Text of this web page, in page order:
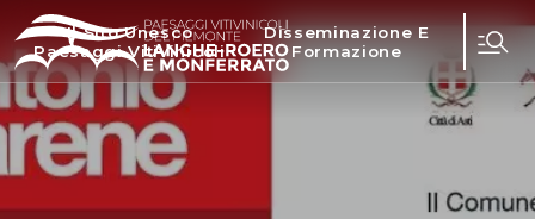
Il Sito Unesco
Paesaggi Vitivinicoli
Disseminazione E
Formazione